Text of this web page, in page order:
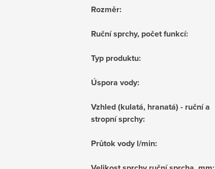
Rozměr:
Ruční sprchy, počet funkcí:
Typ produktu:
Úspora vody:
Vzhled (kulatá, hranatá) - ruční a
stropní sprchy:
Průtok vody l/min: